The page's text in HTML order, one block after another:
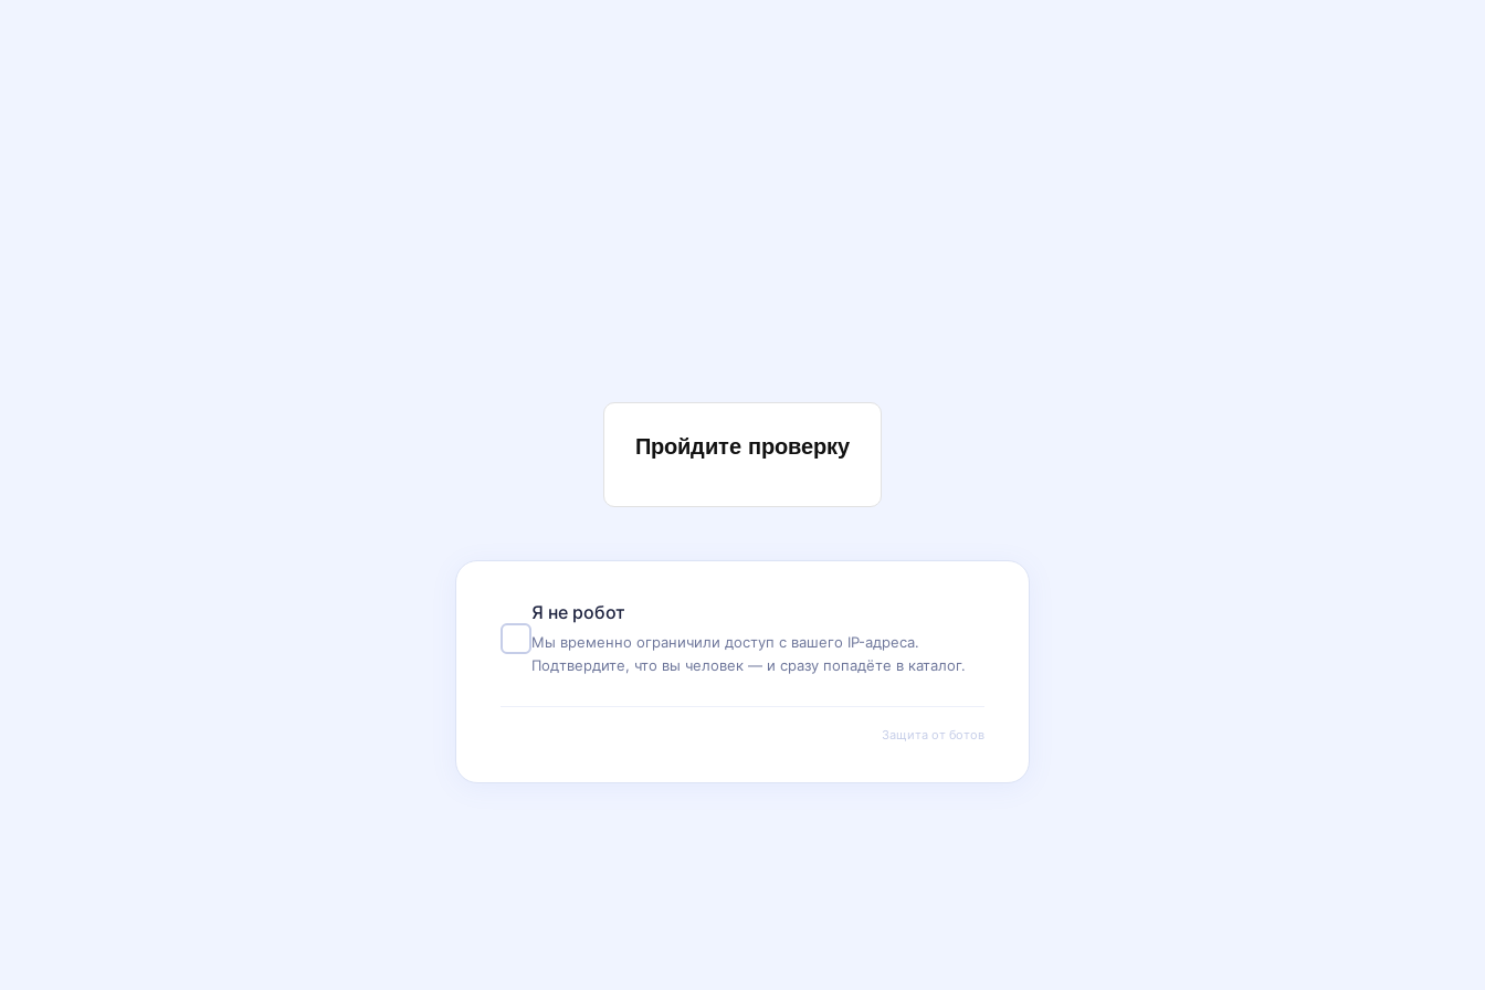
Пройдите проверку
Я не робот
Мы временно ограничили доступ с вашего IP-адреса.
Подтвердите, что вы человек — и сразу попадёте в каталог.
Защита от ботов